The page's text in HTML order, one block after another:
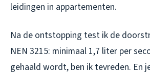
leidingen in appartementen.
Na de ontstopping test ik de
NEN 3215: minimaal 1,7 liter per
gehaald wordt, ben ik tevreden. En